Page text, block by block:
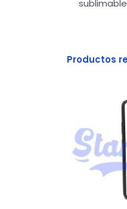
Productos